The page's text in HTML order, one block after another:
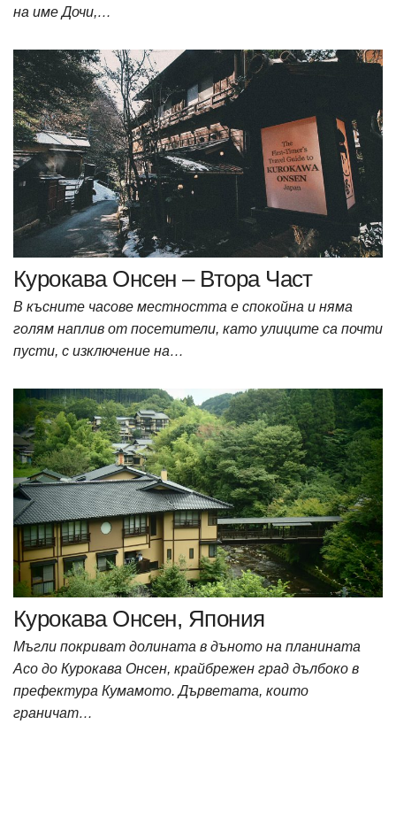
на име Дочи,…
Курокава Онсен – Втора Част
В късните часове местността е спокойна и няма
голям наплив от посетители, като улиците са почти
пусти, с изключение на…
Курокава Онсен, Япония
Мъгли покриват долината в дъното на планината
Асо до Курокава Онсен, крайбрежен град дълбоко в
префектура Кумамото. Дърветата, които
граничат…